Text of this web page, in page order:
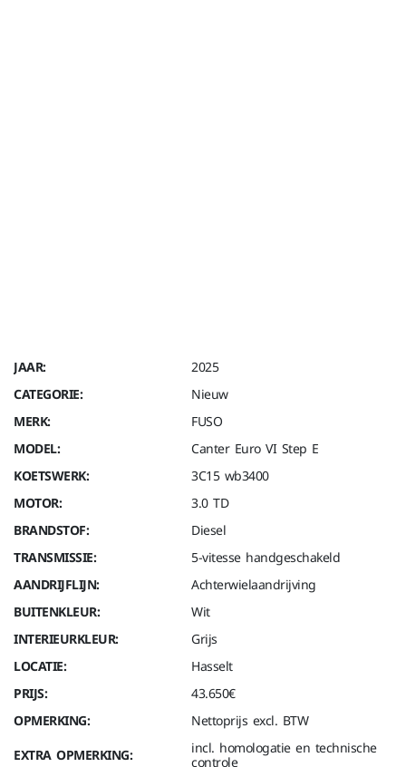
JAAR:
2025
CATEGORIE:
Nieuw
MERK:
FUSO
MODEL:
Canter Euro VI Step E
KOETSWERK:
3C15 wb3400
MOTOR:
3.0 TD
BRANDSTOF:
Diesel
TRANSMISSIE:
5-vitesse handgeschakeld
AANDRIJFLIJN:
Achterwielaandrijving
BUITENKLEUR:
Wit
INTERIEURKLEUR:
Grijs
LOCATIE:
Hasselt
PRIJS:
43.650€
OPMERKING:
Nettoprijs excl. BTW
EXTRA OPMERKING:
incl. homologatie en technische
controle